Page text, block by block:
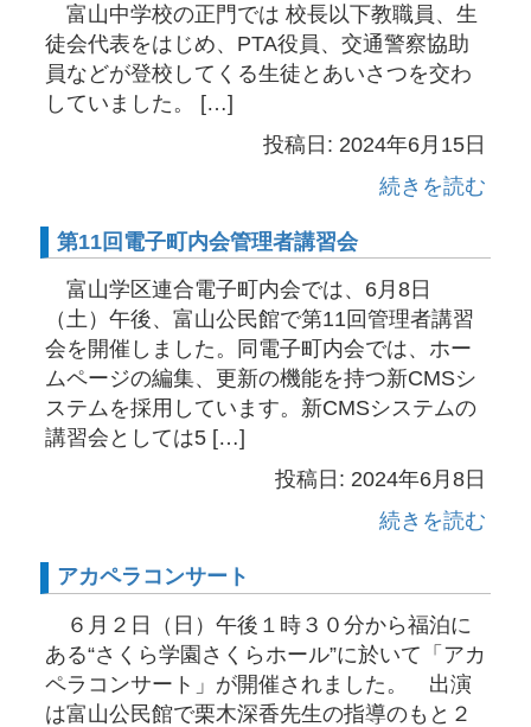
富山中学校の正門では 校長以下教職員、生
徒会代表をはじめ、PTA役員、交通警察協助
員などが登校してくる生徒とあいさつを交わ
していました。 […]
投稿日: 2024年6月15日
続きを読む
第11回電子町内会管理者講習会
富山学区連合電子町内会では、6月8日
（土）午後、富山公民館で第11回管理者講習
会を開催しました。同電子町内会では、ホー
ムページの編集、更新の機能を持つ新CMSシ
ステムを採用しています。新CMSシステムの
講習会としては5 […]
投稿日: 2024年6月8日
続きを読む
アカペラコンサート
６月２日（日）午後１時３０分から福泊に
ある“さくら学園さくらホール”に於いて「アカ
ペラコンサート」が開催されました。 出演
は富山公民館で栗木深香先生の指導のもと２